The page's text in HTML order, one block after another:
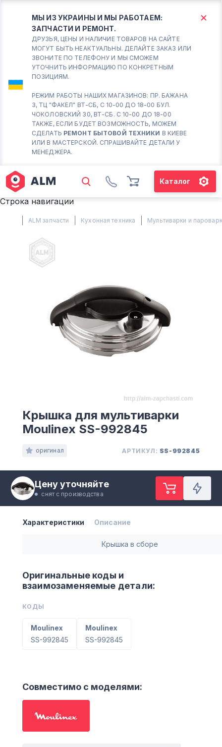
МЫ ИЗ УКРАИНЫ И МЫ РАБОТАЕМ:
ЗАПЧАСТИ И РЕМОНТ.
ДРУЗЬЯ, ЦЕНЫ И НАЛИЧИЕ ТОВАРОВ НА САЙТЕ
МОГУТ БЫТЬ НЕАКТУАЛЬНЫ. ДЕЛАЙТЕ ЗАКАЗ ИЛИ
ЗВОНИТЕ ПО ТЕЛЕФОНУ И МЫ СМОЖЕМ
УТОЧНИТЬ ИНФОРМАЦИЮ ПО КОНКРЕТНЫМ
ПОЗИЦИЯМ.
РЕЖИМ РАБОТЫ НАШИХ МАГАЗИНОВ: ПР. БАЖАНА
3, ТЦ "ФАКЕЛ" ВТ-СБ, С 10-00 ДО 18-00 БУЛ.
ЧОКОЛОВСКИЙ 30, ВТ-СБ. С 10-00 ДО 18-00
ТАКЖЕ, ЕСЛИ БУДЕТ ВОЗМОЖНОСТЬ, МОЖЕМ
СДЕЛАТЬ РЕМОНТ БЫТОВОЙ ТЕХНИКИ В КИЕВЕ
ИЛИ В МАСТЕРСКОЙ. СПРАШИВАЙТЕ ДЕТАЛИ У
МЕНЕДЖЕРА.
Каталог
КИЕВ БОРИСПОЛЬ
Вт.- Сб.
10:00 - 18:00
Соломенский район - ВТ-
СБ. с 10-00 до 18-00
(098) 672 76 42
(063) 722 37 14
М. ХАРЬКОВСКАЯ - ВТ-СБ, С
10-00 ДО 18-00
(063) 527 27 00
Строка навигации
ALM запчасти Кухонная техника Мультиварки и
Крышка для мультиварки
Moulinex SS-992845
оригинал АРТИКУЛ: SS-992845
Цену уточняйте
снят с производства
Характеристики Описание
Крышка в сборе
Оригинальные коды и
взаимозаменяемые детали:
КОДЫ
Moulinex
SS-992845
Moulinex
SS-992845
Совместимо с моделями: